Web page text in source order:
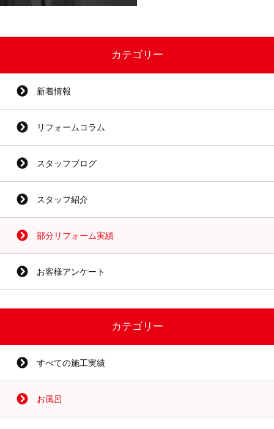
カテゴリー
新着情報
リフォームコラム
スタッフブログ
スタッフ紹介
部分リフォーム実績
お客様アンケート
カテゴリー
すべての施工実績
お風呂